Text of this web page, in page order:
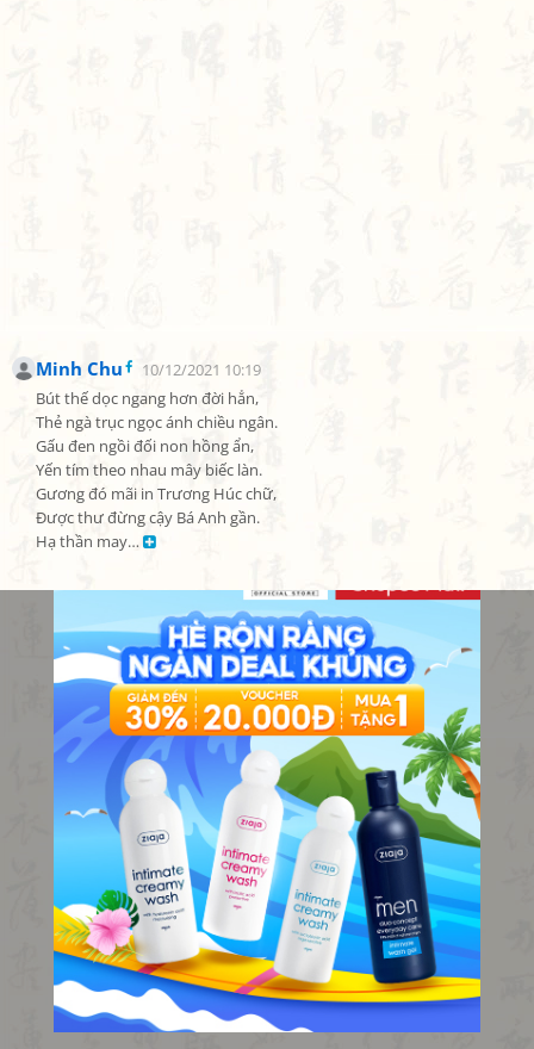
Minh Chu
10/12/2021 10:19
Bút thế dọc ngang hơn đời hẳn,
Thẻ ngà trục ngọc ánh chiều ngân.
Gấu đen ngồi đối non hồng ẩn,
Yến tím theo nhau mây biếc làn.
Gương đó mãi in Trương Húc chữ,
Được thư đừng cậy Bá Anh gần.
Hạ thần may…